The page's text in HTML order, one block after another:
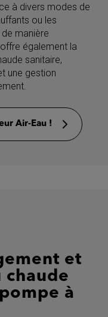
à divers modes de
ou les
manière
également la
sanitaire,
une gestion
Air-Eau !
et
chaude
à